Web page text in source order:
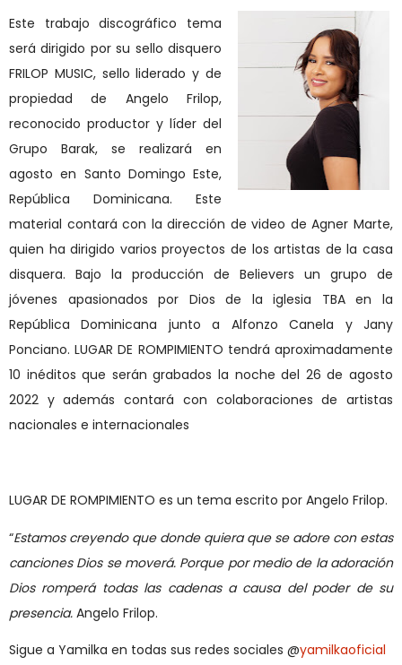
Este trabajo discográfico tema
será dirigido por su sello disquero
FRILOP MUSIC, sello liderado y de
propiedad de Angelo Frilop,
reconocido productor y líder del
Grupo Barak, se realizará en
agosto en Santo Domingo Este,
República Dominicana. Este
material contará con la dirección de video de Agner Marte,
quien ha dirigido varios proyectos de los artistas de la casa
disquera. Bajo la producción de Believers un grupo de
jóvenes apasionados por Dios de la iglesia TBA en la
República Dominicana junto a Alfonzo Canela y Jany
Ponciano.LUGAR DE ROMPIMIENTO tendrá aproximadamente
10 inéditos que serán grabados la noche del 26 de agosto
2022 y además contará con colaboraciones de artistas
nacionales e internacionales
LUGAR DE ROMPIMIENTO es un tema escrito por Angelo Frilop.
“Estamos creyendo que donde quiera que se adore con estas
canciones Dios se moverá. Porque por medio de la adoración
Dios romperá todas las cadenas a causa del poder de su
presencia. Angelo Frilop.
Sigue a Yamilka en todas sus redes sociales @yamilkaoficial